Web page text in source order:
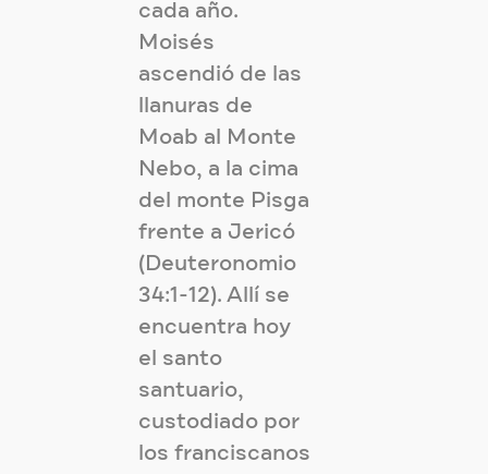
cada año.
Moisés
ascendió de las
llanuras de
Moab al Monte
Nebo, a la cima
del monte Pisga
frente a Jericó
(Deuteronomio
34:1-12). Allí se
encuentra hoy
el santo
santuario,
custodiado por
los franciscanos